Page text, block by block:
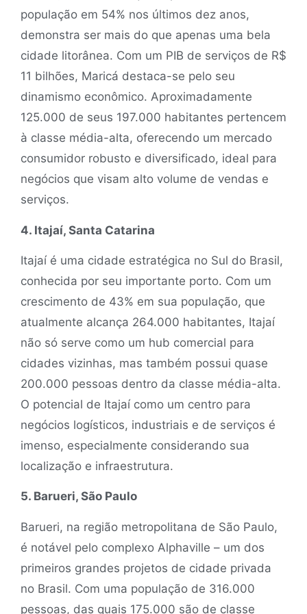
população em 54% nos últimos dez anos,
demonstra ser mais do que apenas uma bela
cidade litorânea. Com um PIB de serviços de R$
11 bilhões, Maricá destaca-se pelo seu
dinamismo econômico. Aproximadamente
125.000 de seus 197.000 habitantes pertencem
à classe média-alta, oferecendo um mercado
consumidor robusto e diversificado, ideal para
negócios que visam alto volume de vendas e
serviços.
4. Itajaí, Santa Catarina
Itajaí é uma cidade estratégica no Sul do Brasil,
conhecida por seu importante porto. Com um
crescimento de 43% em sua população, que
atualmente alcança 264.000 habitantes, Itajaí
não só serve como um hub comercial para
cidades vizinhas, mas também possui quase
200.000 pessoas dentro da classe média-alta.
O potencial de Itajaí como um centro para
negócios logísticos, industriais e de serviços é
imenso, especialmente considerando sua
localização e infraestrutura.
5. Barueri, São Paulo
Barueri, na região metropolitana de São Paulo,
é notável pelo complexo Alphaville – um dos
primeiros grandes projetos de cidade privada
no Brasil. Com uma população de 316.000
pessoas, das quais 175.000 são de classe